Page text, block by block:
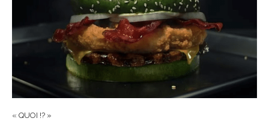
« QUOI !? »